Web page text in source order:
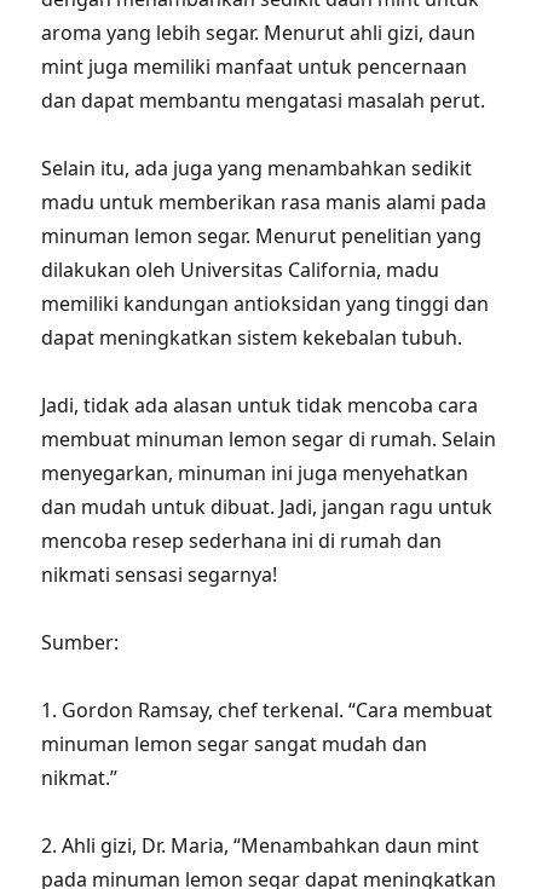
aroma yang lebih segar. Menurut ahli gizi, daun
mint juga memiliki manfaat untuk pencernaan
dan dapat membantu mengatasi masalah perut.
Selain itu, ada juga yang menambahkan sedikit
madu untuk memberikan rasa manis alami pada
minuman lemon segar. Menurut penelitian yang
dilakukan oleh Universitas California, madu
memiliki kandungan antioksidan yang tinggi dan
dapat meningkatkan sistem kekebalan tubuh.
Jadi, tidak ada alasan untuk tidak mencoba cara
membuat minuman lemon segar di rumah. Selain
menyegarkan, minuman ini juga menyehatkan
dan mudah untuk dibuat. Jadi, jangan ragu untuk
mencoba resep sederhana ini di rumah dan
nikmati sensasi segarnya!
Sumber:
1. Gordon Ramsay, chef terkenal. “Cara membuat
minuman lemon segar sangat mudah dan
nikmat.”
2. Ahli gizi, Dr. Maria, “Menambahkan daun mint
pada minuman lemon segar dapat meningkatkan